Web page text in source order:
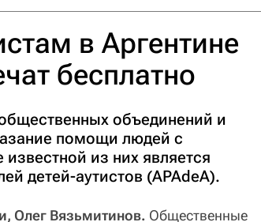
в Аргентине
бесплатно
объединений и
помощи людей с
из них является
детей-аутистов (APAdeA).
Олег Вязьмитинов. Общественные